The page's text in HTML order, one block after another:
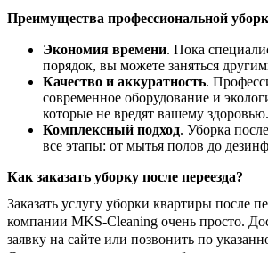
Преимущества профессиональной
Экономия времени. Пока
порядок, вы можете заняться
Качество и аккуратность.
современное оборудование и
которые не вредят вашему здоровью.
Комплексный подход. Уборка
все этапы: от мытья полов до
Как заказать уборку после переезда?
Заказать услугу уборки квартиры после
компании MKS-Cleaning очень просто.
заявку на сайте или позвонить по